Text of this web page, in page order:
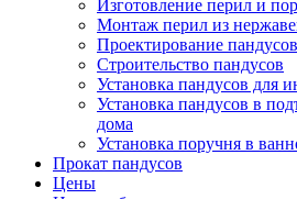
Изготовление перил и
Монтаж перил из
Проектирование пандусов
Строительство пандусов
Установка пандусов для
Установка пандусов в
дома
Установка поручня в
Прокат пандусов
Цены